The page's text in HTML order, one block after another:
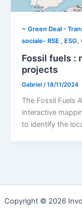
~ Green Deal -
sociale- RSE , ESG,
Fossil fuels :
projects
Gabriel /18/11/2024
The Fossil Fuels
interactive
to identify the
Copyright © 2026